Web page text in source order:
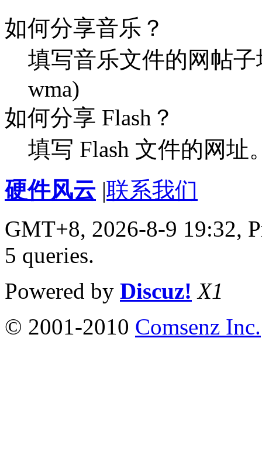
如何分享音乐？
填写音乐文件的网帖
wma)
如何分享 Flash？
填写 Flash 文件的网址
硬件风云 |联系我们
GMT+8, 2026-8-9 19:32,
5 queries.
Powered by Discuz! X1
© 2001-2010 Comsenz Inc.